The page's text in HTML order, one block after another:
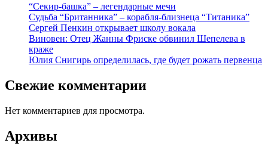
“Секир-башка” – легендарные мечи
Судьба “Британника” – корабля-близнеца “Титаника”
Сергей Пенкин открывает школу вокала
Виновен: Отец Жанны Фриске обвинил Шепелева в
краже
Юлия Снигирь определилась, где будет рожать первенца
Свежие комментарии
Нет комментариев для просмотра.
Архивы